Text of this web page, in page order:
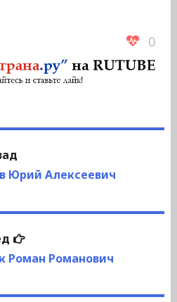
0
Предыдущая
запись:
Юрий Алексеевич
Следующая
запись:
Роман Романович